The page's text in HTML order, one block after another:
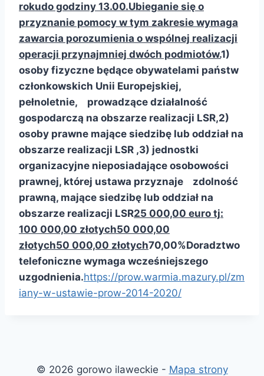
rokudo godziny 13.00.Ubieganie się o
przyznanie pomocy w tym zakresie wymaga
zawarcia porozumienia o wspólnej realizacji
operacji przynajmniej dwóch podmiotów.1)
osoby fizyczne będące obywatelami państw
członkowskich Unii Europejskiej,
pełnoletnie, prowadzące działalność
gospodarczą na obszarze realizacji LSR,2)
osoby prawne mające siedzibę lub oddział na
obszarze realizacji LSR ,3) jednostki
organizacyjne nieposiadające osobowości
prawnej, której ustawa przyznaje zdolność
prawną, mające siedzibę lub oddział na
obszarze realizacji LSR25 000,00 euro tj:
100 000,00 złotych50 000,00
złotych50 000,00 złotych70,00%Doradztwo
telefoniczne wymaga wcześniejszego
uzgodnienia.https://prow.warmia.mazury.pl/zm
iany-w-ustawie-prow-2014-2020/
© 2026 gorowo ilaweckie - Mapa strony